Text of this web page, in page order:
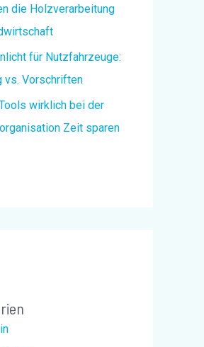
die Holzverarbeitung
für Nutzfahrzeuge:
vs. Vorschriften
wirklich bei der
Zeit sparen